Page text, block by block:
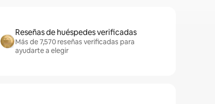
Reseñas de huéspedes verificadas
Más de 7,570 reseñas verificadas para
ayudarte a elegir